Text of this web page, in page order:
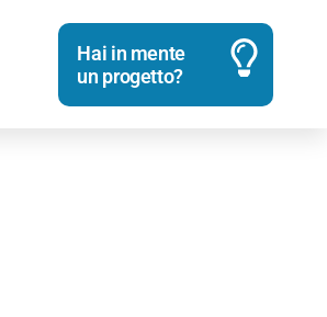
Hai in mente
un progetto?